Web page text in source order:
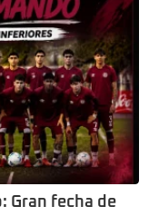
Gran fecha de